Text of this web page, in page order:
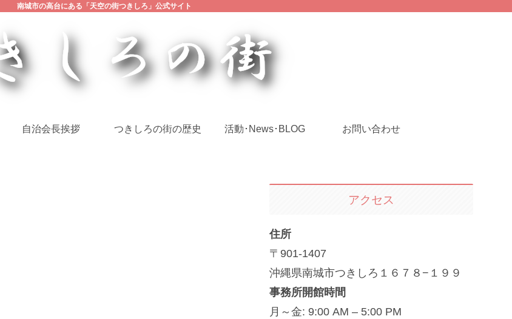
南城市の高台にある「天空の街つきしろ」公式サイト
自治会長挨拶 つきしろの街の歴史 活動･News･BLOG お問い合わせ
アクセス
住所
〒901-1407
沖縄県南城市つきしろ１６７８−１９９
事務所開館時間
月～金: 9:00 AM – 5:00 PM